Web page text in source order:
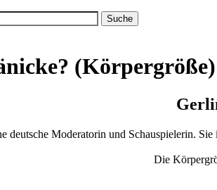
(Körpergröße)
deutsche Moderatorin und Schauspielerin.
Die